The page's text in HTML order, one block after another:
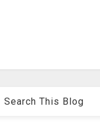
Search This Blog